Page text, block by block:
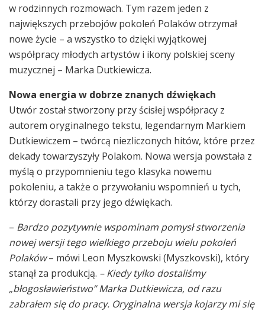
w rodzinnych rozmowach. Tym razem jeden z
największych przebojów pokoleń Polaków otrzymał
nowe życie – a wszystko to dzięki wyjątkowej
współpracy młodych artystów i ikony polskiej sceny
muzycznej – Marka Dutkiewicza.
Nowa energia w dobrze znanych dźwiękach
Utwór został stworzony przy ścisłej współpracy z
autorem oryginalnego tekstu, legendarnym Markiem
Dutkiewiczem – twórcą niezliczonych hitów, które przez
dekady towarzyszyły Polakom. Nowa wersja powstała z
myślą o przypomnieniu tego klasyka nowemu
pokoleniu, a także o przywołaniu wspomnień u tych,
którzy dorastali przy jego dźwiękach.
– Bardzo pozytywnie wspominam pomysł stworzenia
nowej wersji tego wielkiego przeboju wielu pokoleń
Polaków– mówi Leon Myszkowski (Myszkovski), który
stanął za produkcją. – Kiedy tylko dostaliśmy
„błogosławieństwo” Marka Dutkiewicza, od razu
zabrałem się do pracy. Oryginalna wersja kojarzy mi się